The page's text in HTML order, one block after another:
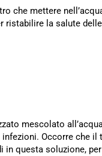
che mettere
ristabilire la salute
mescolato
Occorre che
questa soluzione,